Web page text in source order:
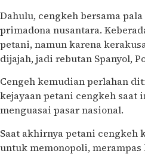
Dahulu, cengkeh bersama
primadona nusantara.
petani, namun karena
dijajah, jadi rebutan Spanyol,
Cengeh kemudian perlahan
kejayaan petani cengkeh
menguasai pasar nasional.
Saat akhirnya petani
untuk memonopoli,